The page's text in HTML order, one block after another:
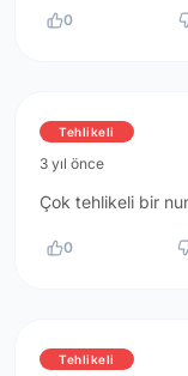
0
Tehlikeli
3 yıl önce
Çok tehlikeli bir
0
Tehlikeli